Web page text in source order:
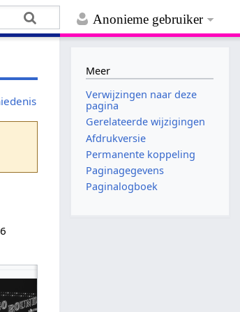
Anonieme gebruiker
Meer
Verwijzingen naar deze
pagina
Gerelateerde wijzigingen
Afdrukversie
Permanente koppeling
Paginagegevens
Paginalogboek